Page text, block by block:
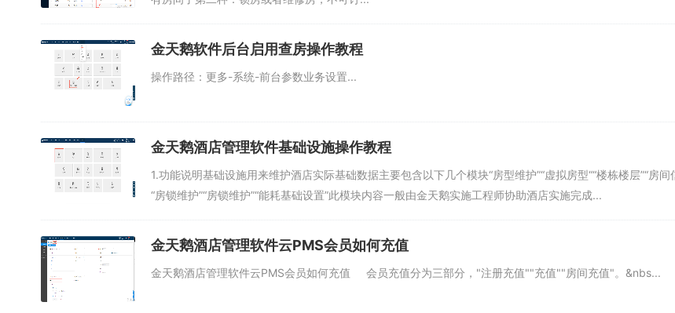
金天鹅软件后台启用查房操作教程
操作路径：更多-系统-前台参数业务设置...
金天鹅酒店管理软件基础设施操作教程
1.功能说明基础设施用来维护酒店实际基础数据主要包含以下几个模块“房型维护”“虚拟房型““楼栋楼层”“房间
“房锁维护”“房锁维护”“能耗基础设置”此模块内容一般由金天鹅实施工程师协助酒店实施完成...
金天鹅酒店管理软件云PMS会员如何充值
金天鹅酒店管理软件云PMS会员如何充值 会员充值分为三部分，"注册充值""充值""房间充值"。&nbs...